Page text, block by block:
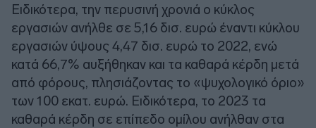
Ειδικότερα, την περυσινή χρονιά ο κύκλος
εργασιών ανήλθε σε 5,16 δισ. ευρώ έναντι κύκλου
εργασιών ύψους 4,47 δισ. ευρώ το 2022, ενώ
κατά 66,7% αυξήθηκαν και τα καθαρά κέρδη μετά
από φόρους, πλησιάζοντας το «ψυχολογικό όριο»
των 100 εκατ. ευρώ. Ειδικότερα, το 2023 τα
καθαρά κέρδη σε επίπεδο ομίλου ανήλθαν στα